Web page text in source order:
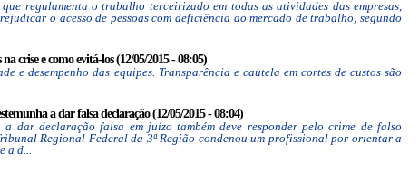
regulamenta o trabalho terceirizado em todas as atividades das empresas,
o acesso de pessoas com deficiência ao mercado de trabalho, segundo
crise e como evitá-los (12/05/2015 - 08:05)
e desempenho das equipes. Transparência e cautela em cortes de custos são
a dar falsa declaração (12/05/2015 - 08:04)
a dar declaração falsa em juízo também deve responder pelo crime de falso
Regional Federal da 3ª Região condenou um profissional por orientar a
a d...